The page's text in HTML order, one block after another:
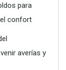
para
confort
averías y